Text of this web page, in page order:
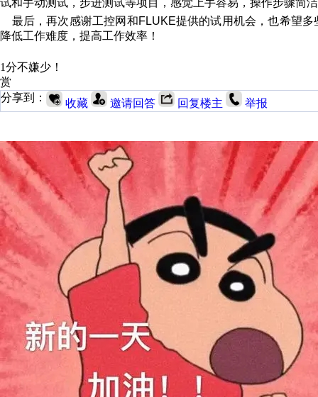
试和手动测试，步进测试等项目，感觉上手容易，操作步骤简
最后，再次感谢工控网和FLUKE提供的试用机会，也希望
降低工作难度，提高工作效率！
1分不嫌少！
赏
分享到：
收藏 邀请回答 回复楼主 举报